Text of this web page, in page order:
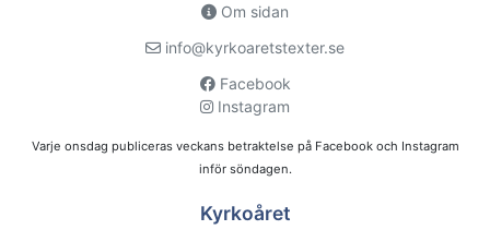
Om sidan
info@kyrkoaretstexter.se
Facebook
Instagram
Varje onsdag publiceras veckans betraktelse på Facebook och Instagram
inför söndagen.
Kyrkoåret